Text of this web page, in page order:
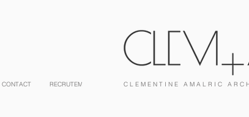
CONTACT RECRUTEMENT C L E M E N T I N E A M A L R I C A R C